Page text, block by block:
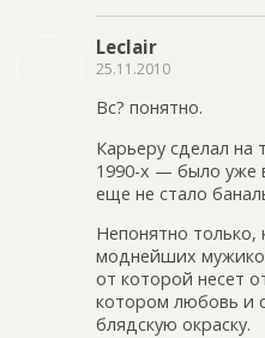
Leclair
25.11.2010
Вс? понятно.
Карьеру сделал на
1990-х — было уже
еще не стало
Непонятно только,
моднейших
от которой несет
котором любовь и
блядскую окраску.